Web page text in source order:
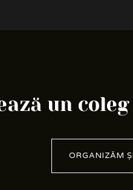
un
ORGANIZĂM